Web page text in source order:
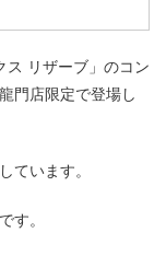
ス リザーブ」のコン
門店限定で登場し
ています。
す。